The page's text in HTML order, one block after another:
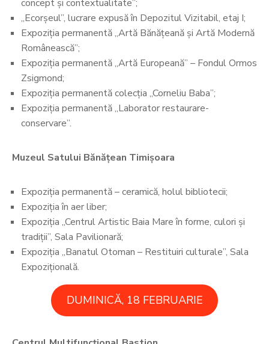
concept și contextualitate”;
„Ecorșeul”, lucrare expusă în Depozitul Vizitabil, etaj I;
Expoziția permanentă „Artă Bănățeană și Artă Modernă
Românească”;
Expoziția permanentă „Artă Europeană” – Fondul Ormos
Zsigmond;
Expoziția permanentă colecția „Corneliu Baba”;
Expoziția permanentă „Laborator restaurare-
conservare”.
Muzeul Satului Bănățean Timișoara
Expoziția permanentă – ceramică, holul bibliotecii;
Expoziția în aer liber;
Expoziția „Centrul Artistic Baia Mare în forme, culori și
tradiții”, Sala Pavilionară;
Expoziția „Banatul Otoman – Restituiri culturale”, Sala
Expozițională.
DUMINICĂ, 18 FEBRUARIE